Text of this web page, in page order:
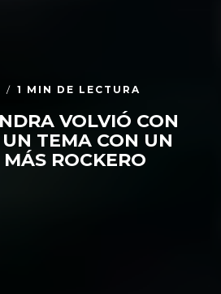
1 MIN DE LECTURA
VOLVIÓ CON
TEMA CON UN
ROCKERO